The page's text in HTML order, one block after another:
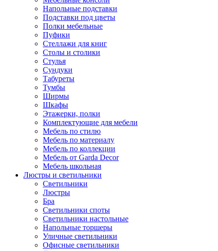
Напольные подставки
Подставки под цветы
Полки мебельные
Пуфики
Стеллажи для книг
Столы и столики
Стулья
Сундуки
Табуреты
Тумбы
Ширмы
Шкафы
Этажерки, полки
Комплектующие для мебели
Мебель по стилю
Мебель по материалу
Мебель по коллекции
Мебель от Garda Decor
Мебель школьная
Люстры и светильники
Светильники
Люстры
Бра
Светильники споты
Светильники настольные
Напольные торшеры
Уличные светильники
Офисные светильники